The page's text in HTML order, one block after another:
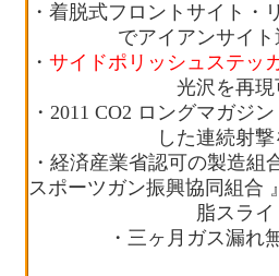
・着脱式フロントサイト・
でアイアンサイ
・ サイドポリッシュステッ
光沢を再現
・2011 CO2 ロングマガジ
した連続射
・経済産業省認可の製造組
スポーツガン振興協同組合
脂スライ
・三ヶ月ガス漏れ